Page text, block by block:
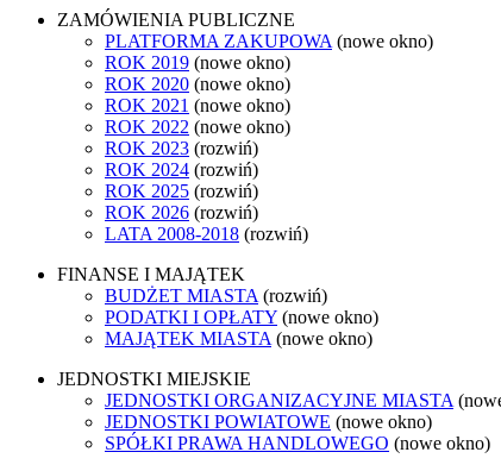
ZAMÓWIENIA PUBLICZNE
PLATFORMA ZAKUPOWA (nowe okno)
ROK 2019 (nowe okno)
ROK 2020 (nowe okno)
ROK 2021 (nowe okno)
ROK 2022 (nowe okno)
ROK 2023 (rozwiń)
ROK 2024 (rozwiń)
ROK 2025 (rozwiń)
ROK 2026 (rozwiń)
LATA 2008-2018 (rozwiń)
FINANSE I MAJĄTEK
BUDŻET MIASTA (rozwiń)
PODATKI I OPŁATY (nowe okno)
MAJĄTEK MIASTA (nowe okno)
JEDNOSTKI MIEJSKIE
JEDNOSTKI ORGANIZACYJNE MIASTA
JEDNOSTKI POWIATOWE (nowe okno)
SPÓŁKI PRAWA HANDLOWEGO (nowe okno)